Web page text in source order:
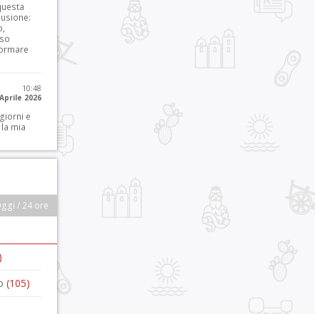
10:48
2026
e
mia
/ 24 ore
(105)